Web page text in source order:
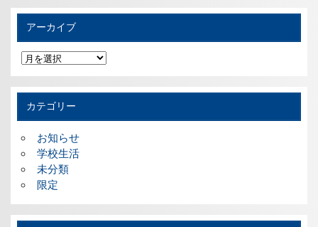
アーカイブ
ア
ー
カ
イ
カテゴリー
お知らせ
学校生活
未分類
限定